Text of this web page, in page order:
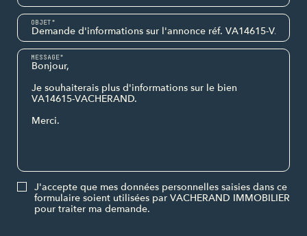
OBJET*
MESSAGE*
J'accepte que mes données personnelles saisies dans ce
formulaire soient utilisées par VACHERAND IMMOBILIER
pour traiter ma demande.